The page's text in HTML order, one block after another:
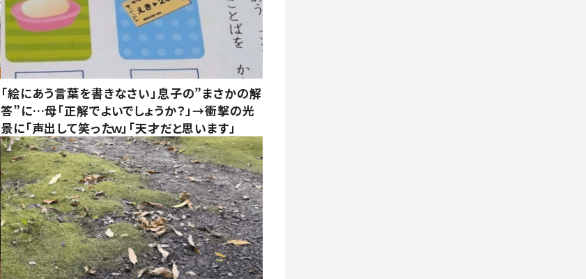
「絵にあう言葉を書きなさい」息子の”まさかの解
答”に…母「正解でよいでしょうか？」→衝撃の光
景に「声出して笑ったｗ」「天才だと思います」